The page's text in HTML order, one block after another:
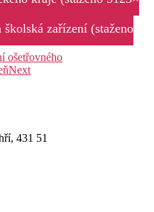
zařízení (staženo
ošetřovného
Next
431 51